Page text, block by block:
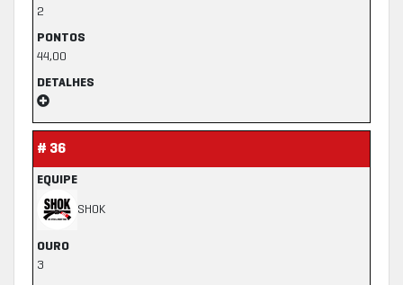
2
PONTOS
44,00
DETALHES
# 36
EQUIPE
SHOK
OURO
3